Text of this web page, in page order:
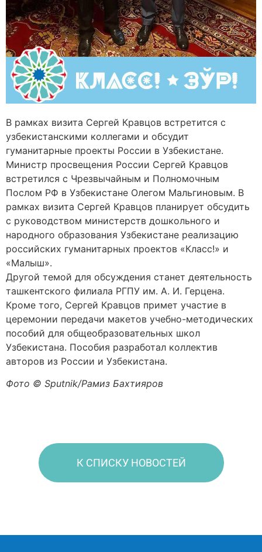
В рамках визита Сергей Кравцов встретится с
узбекистанскими коллегами и обсудит
гуманитарные проекты России в Узбекистане.
Министр просвещения России Сергей Кравцов
встретился с Чрезвычайным и Полномочным
Послом РФ в Узбекистане Олегом Мальгиновым. В
рамках визита Сергей Кравцов планирует обсудить
с руководством министерств дошкольного и
народного образования Узбекистане реализацию
российских гуманитарных проектов «Класс!» и
«Малыш».
Другой темой для обсуждения станет деятельность
ташкентского филиала РГПУ им. А. И. Герцена.
Кроме того, Сергей Кравцов примет участие в
церемонии передачи макетов учебно-методических
пособий для общеобразовательных школ
Узбекистана. Пособия разработал коллектив
авторов из России и Узбекистана.
Фото © Sputnik/Рамиз Бахтияров
К СПИСКУ НОВОСТЕЙ